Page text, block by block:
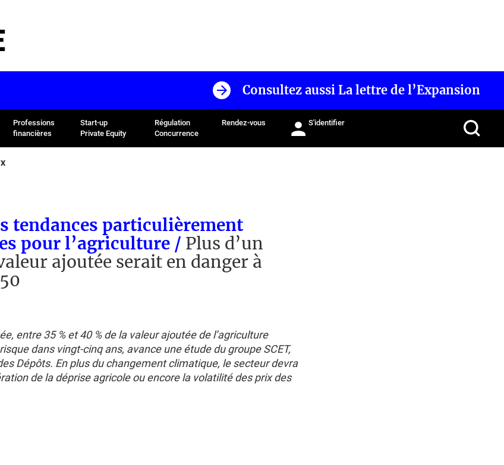
Consultez aussi La lettre de l’Expansion
Professions
financières
Start-up
Private Equity
Régulation
Concurrence
Rendez-vous S'identifier
tendances particulièrement
pour l’agriculture / Plus d’un
ajoutée serait en danger à
entre 35 % et 40 % de la valeur ajoutée de l’agriculture
dans vingt-cinq ans, avance une étude du groupe SCET,
Dépôts. En plus du changement climatique, le secteur devra
de la déprise agricole ou encore la volatilité des prix des